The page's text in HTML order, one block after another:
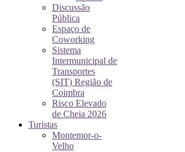
Discussão
Pública
Espaço de
Coworking
Sistema
Intermunicipal de
Transportes
(SIT) Região de
Coimbra
Risco Elevado
de Cheia 2026
Turistas
Montemor-o-
Velho